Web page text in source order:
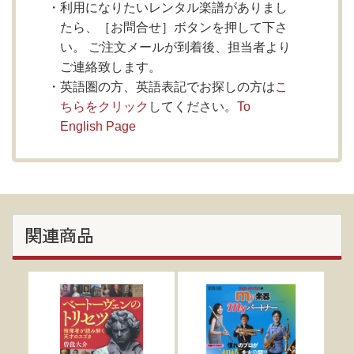
利用になりたいレンタル楽譜がありまし
たら、［お問合せ］ボタンを押して下さ
い。 ご注文メールが到着後、担当者より
ご連絡致します。
英語圏の方、英語表記でお探しの方はこ
ちらをクリック してください。 To
English Page
関連商品